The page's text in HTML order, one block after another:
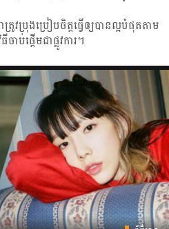
វប្រុងប្រៀបចិត្តធ្វើ​ឲ្យ​បាន​ល្អ​បំផុតតាម​
ប់​ផ្ដើម​ជា​ផ្លូវការ។